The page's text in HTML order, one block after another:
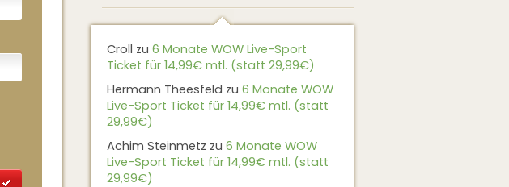
Croll zu 6 Monate WOW Live-Sport
Ticket für 14,99€ mtl. (statt 29,99€)
Hermann Theesfeld zu 6 Monate WOW
Live-Sport Ticket für 14,99€ mtl. (statt
29,99€)
Achim Steinmetz zu 6 Monate WOW
Live-Sport Ticket für 14,99€ mtl. (statt
29,99€)